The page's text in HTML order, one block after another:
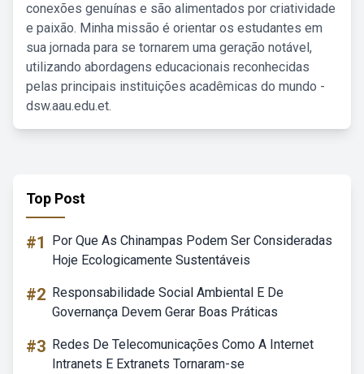
conexões genuínas e são alimentados por criatividade
e paixão. Minha missão é orientar os estudantes em
sua jornada para se tornarem uma geração notável,
utilizando abordagens educacionais reconhecidas
pelas principais instituições acadêmicas do mundo -
dsw.aau.edu.et.
Top Post
#1
Por Que As Chinampas Podem Ser Consideradas
Hoje Ecologicamente Sustentáveis
#2 Responsabilidade Social Ambiental E De
Governança Devem Gerar Boas Práticas
#3 Redes De Telecomunicações Como A Internet
Intranets E Extranets Tornaram-se